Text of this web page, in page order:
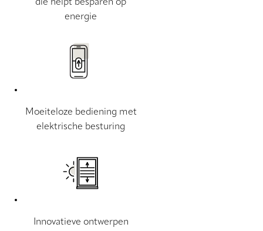
die helpt besparen op
energie
Moeiteloze bediening met
elektrische besturing
Innovatieve ontwerpen